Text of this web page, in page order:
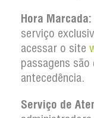
Hora Marcada:
serviço
acessar o site
passagens
antecedência.
Serviço de